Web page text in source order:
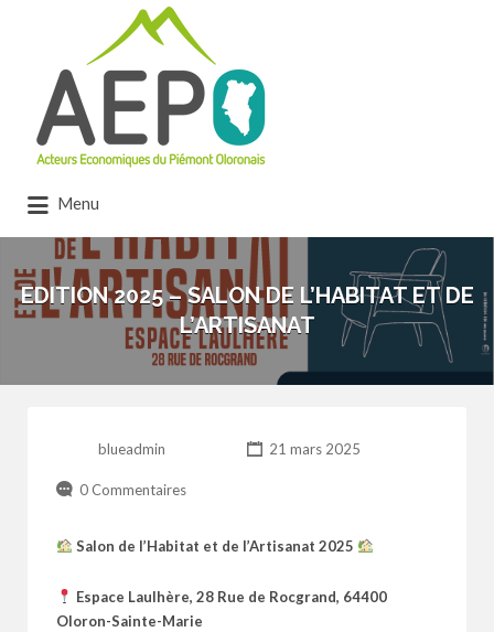
Menu
EDITION 2025 – SALON DE L’HABITAT ET DE
L’ARTISANAT
blueadmin 21 mars 2025
0 Commentaires
Salon de l’Habitat et de l’Artisanat 2025
Espace Laulhère, 28 Rue de Rocgrand, 64400
Oloron-Sainte-Marie